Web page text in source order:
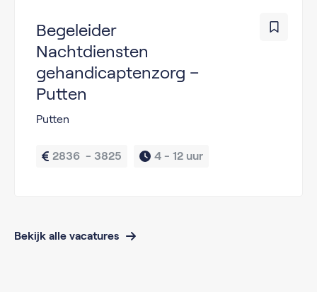
Begeleider
Nachtdiensten
gehandicaptenzorg –
Putten
Putten
2836  - 3825 4 - 12 uur
Bekijk alle vacatures